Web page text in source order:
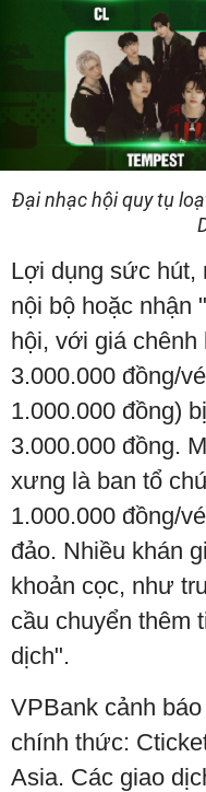
Đại nhạc hội quy tụ
Lợi dụng sức hút,
nội bộ hoặc nhận
hội, với giá
3.000.000 đồng/
1.000.000 đồng)
3.000.000 đồng.
xưng là ban tổ
1.000.000 đồng/
đảo. Nhiều khán
khoản cọc, như
cầu chuyển thêm
dịch".
VPBank cảnh
chính thức:
Asia. Các giao